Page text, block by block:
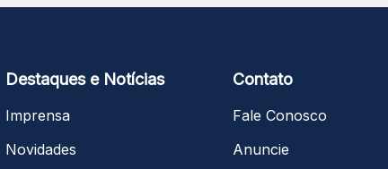
Destaques e Notícias
Imprensa
Novidades
Contato
Fale Conosco
Anuncie